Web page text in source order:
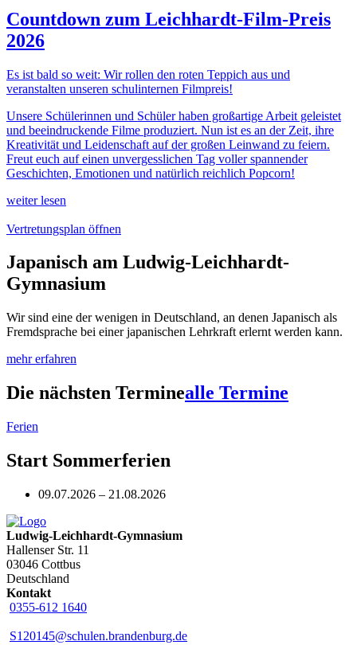
Countdown zum Leichhardt-Film-Preis
2026
Es ist bald so weit: Wir rollen den roten Teppich aus und
veranstalten unseren schulinternen Filmpreis!
Unsere Schülerinnen und Schüler haben großartige Arbeit geleistet
und beeindruckende Filme produziert. Nun ist es an der Zeit, ihre
Kreativität und Leidenschaft auf der großen Leinwand zu feiern.
Freut euch auf einen unvergesslichen Tag voller spannender
Geschichten, Emotionen und natürlich reichlich Popcorn!
weiter lesen
Vertretungsplan öffnen
Japanisch am Ludwig-Leichhardt-
Gymnasium
Wir sind eine der wenigen in Deutschland, an denen Japanisch als
Fremdsprache bei einer japanischen Lehrkraft erlernt werden kann.
mehr erfahren
Die nächsten Terminealle Termine
Ferien
Start Sommerferien
09.07.2026 – 21.08.2026
Ludwig-Leichhardt-Gymnasium
Hallenser Str. 11
03046 Cottbus
Deutschland
Kontakt
0355-612 1640
S120145@schulen.brandenburg.de